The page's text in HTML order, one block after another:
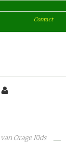
Contact
van Orage Kids